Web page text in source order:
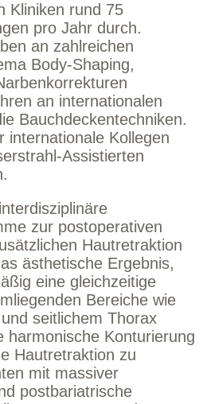
Kliniken rund 75
pro Jahr durch.
an zahlreichen
Body-Shaping,
an internationalen
Bauchdeckentechniken.
internationale Kollegen
Assistierten
zur postoperativen
Hautretraktion
ästhetische Ergebnis,
eine gleichzeitige
Bereiche wie
seitlichem Thorax
harmonische Konturierung
Hautretraktion zu
mit massiver
postbariatrische